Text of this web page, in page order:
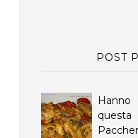
POST
Hanno